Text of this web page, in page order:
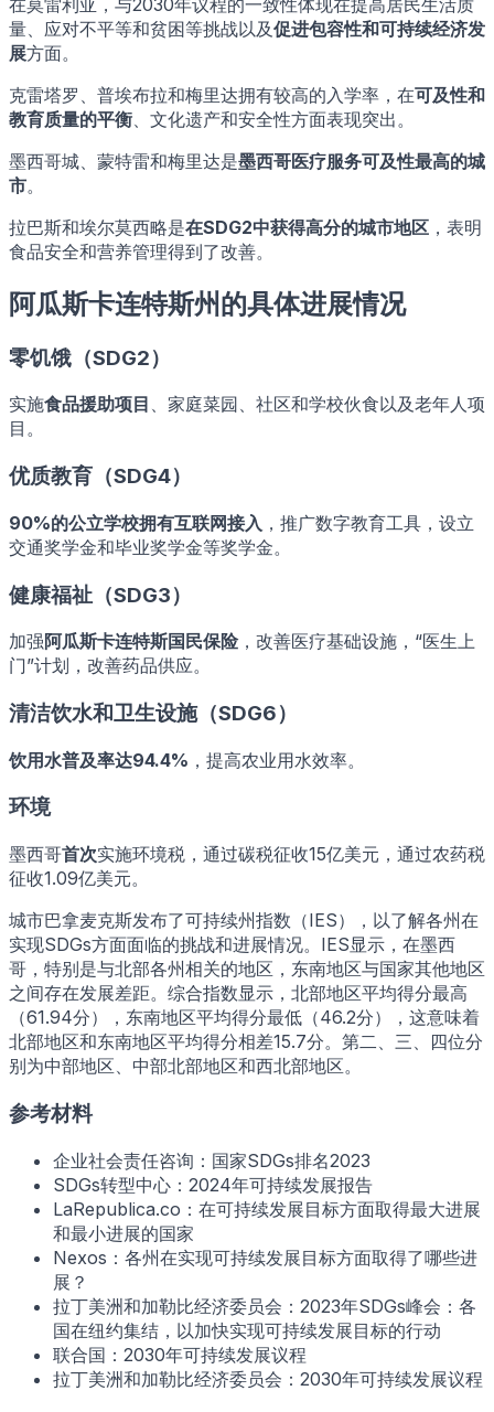
量、应对不平等和贫困等挑战以及促进包容性和可持续经济发
展方面。
克雷塔罗、普埃布拉和梅里达拥有较高的入学率，在可及性和
教育质量的平衡 、文化遗产和安全性方面表现突出。
墨西哥城、蒙特雷和梅里达是墨西哥医疗服务可及性最高的城
市。
拉巴斯和埃尔莫西略是在SDG2中获得高分的城市地区 ，表明
食品安全和营养管理得到了改善。
阿瓜斯卡连特斯州的具体进展情况
零饥饿（SDG2）
实施食品援助项目 、家庭菜园、社区和学校伙食以及老年人项
目。
优质教育（SDG4）
90%的公立学校拥有互联网接入 ，推广数字教育工具，设立
交通奖学金和毕业奖学金等奖学金。
健康福祉（SDG3）
加强阿瓜斯卡连特斯国民保险，改善医疗基础设施，“医生上
门”计划，改善药品供应。
清洁饮水和卫生设施（SDG6）
饮用水普及率达94.4% ，提高农业用水效率。
环境
墨西哥首次实施环境税，通过碳税征收15亿美元，通过农药税
征收1.09亿美元。
城市巴拿麦克斯发布了可持续州指数（IES），以了解各州在
实现SDGs方面面临的挑战和进展情况。IES显示，在墨西
哥，特别是与北部各州相关的地区，东南地区与国家其他地区
之间存在发展差距。综合指数显示，北部地区平均得分最高
（61.94分），东南地区平均得分最低（46.2分），这意味着
北部地区和东南地区平均得分相差15.7分。第二、三、四位分
别为中部地区、中部北部地区和西北部地区。
参考材料
企业社会责任咨询：国家SDGs排名2023
SDGs转型中心：2024年可持续发展报告
LaRepublica.co：在可持续发展目标方面取得最大进展
和最小进展的国家
Nexos：各州在实现可持续发展目标方面取得了哪些进
展？
拉丁美洲和加勒比经济委员会：2023年SDGs峰会：各
国在纽约集结，以加快实现可持续发展目标的行动
联合国：2030年可持续发展议程
拉丁美洲和加勒比经济委员会：2030年可持续发展议程